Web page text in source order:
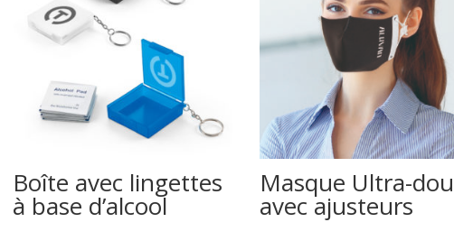
Boîte avec lingettes
à base d’alcool
Masque Ultra-
avec ajusteurs